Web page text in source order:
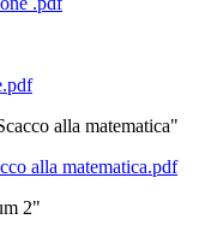
alla matematica"
alla matematica.pdf
2"